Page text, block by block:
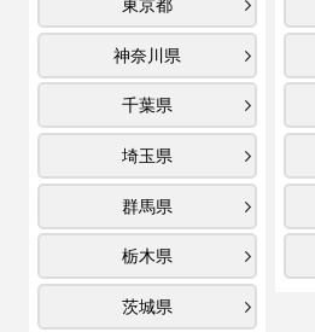
東京都
神奈川県
千葉県
埼玉県
群馬県
栃木県
茨城県